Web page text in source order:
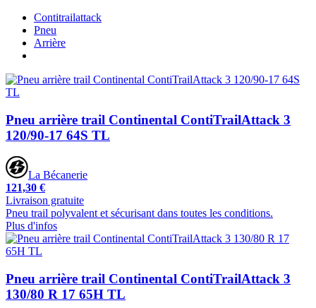
Contitrailattack
Pneu
Arrière
Pneu arrière trail Continental ContiTrailAttack 3
120/90-17 64S TL
La Bécanerie
121,30 €
Livraison gratuite
Pneu trail polyvalent et sécurisant dans toutes les conditions.
Plus d'infos
Pneu arrière trail Continental ContiTrailAttack 3
130/80 R 17 65H TL